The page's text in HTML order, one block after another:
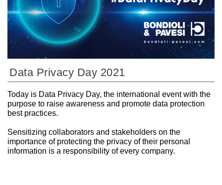
Data Privacy Day 2021
Today is Data Privacy Day, the international event with the
purpose to raise awareness and promote data protection
best practices.
Sensitizing collaborators and stakeholders on the
importance of protecting the privacy of their personal
information is a responsibility of every company.